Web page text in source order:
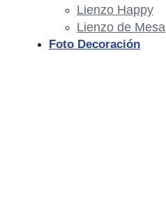
Lienzo Happy
Lienzo de Mesa
Foto Decoración